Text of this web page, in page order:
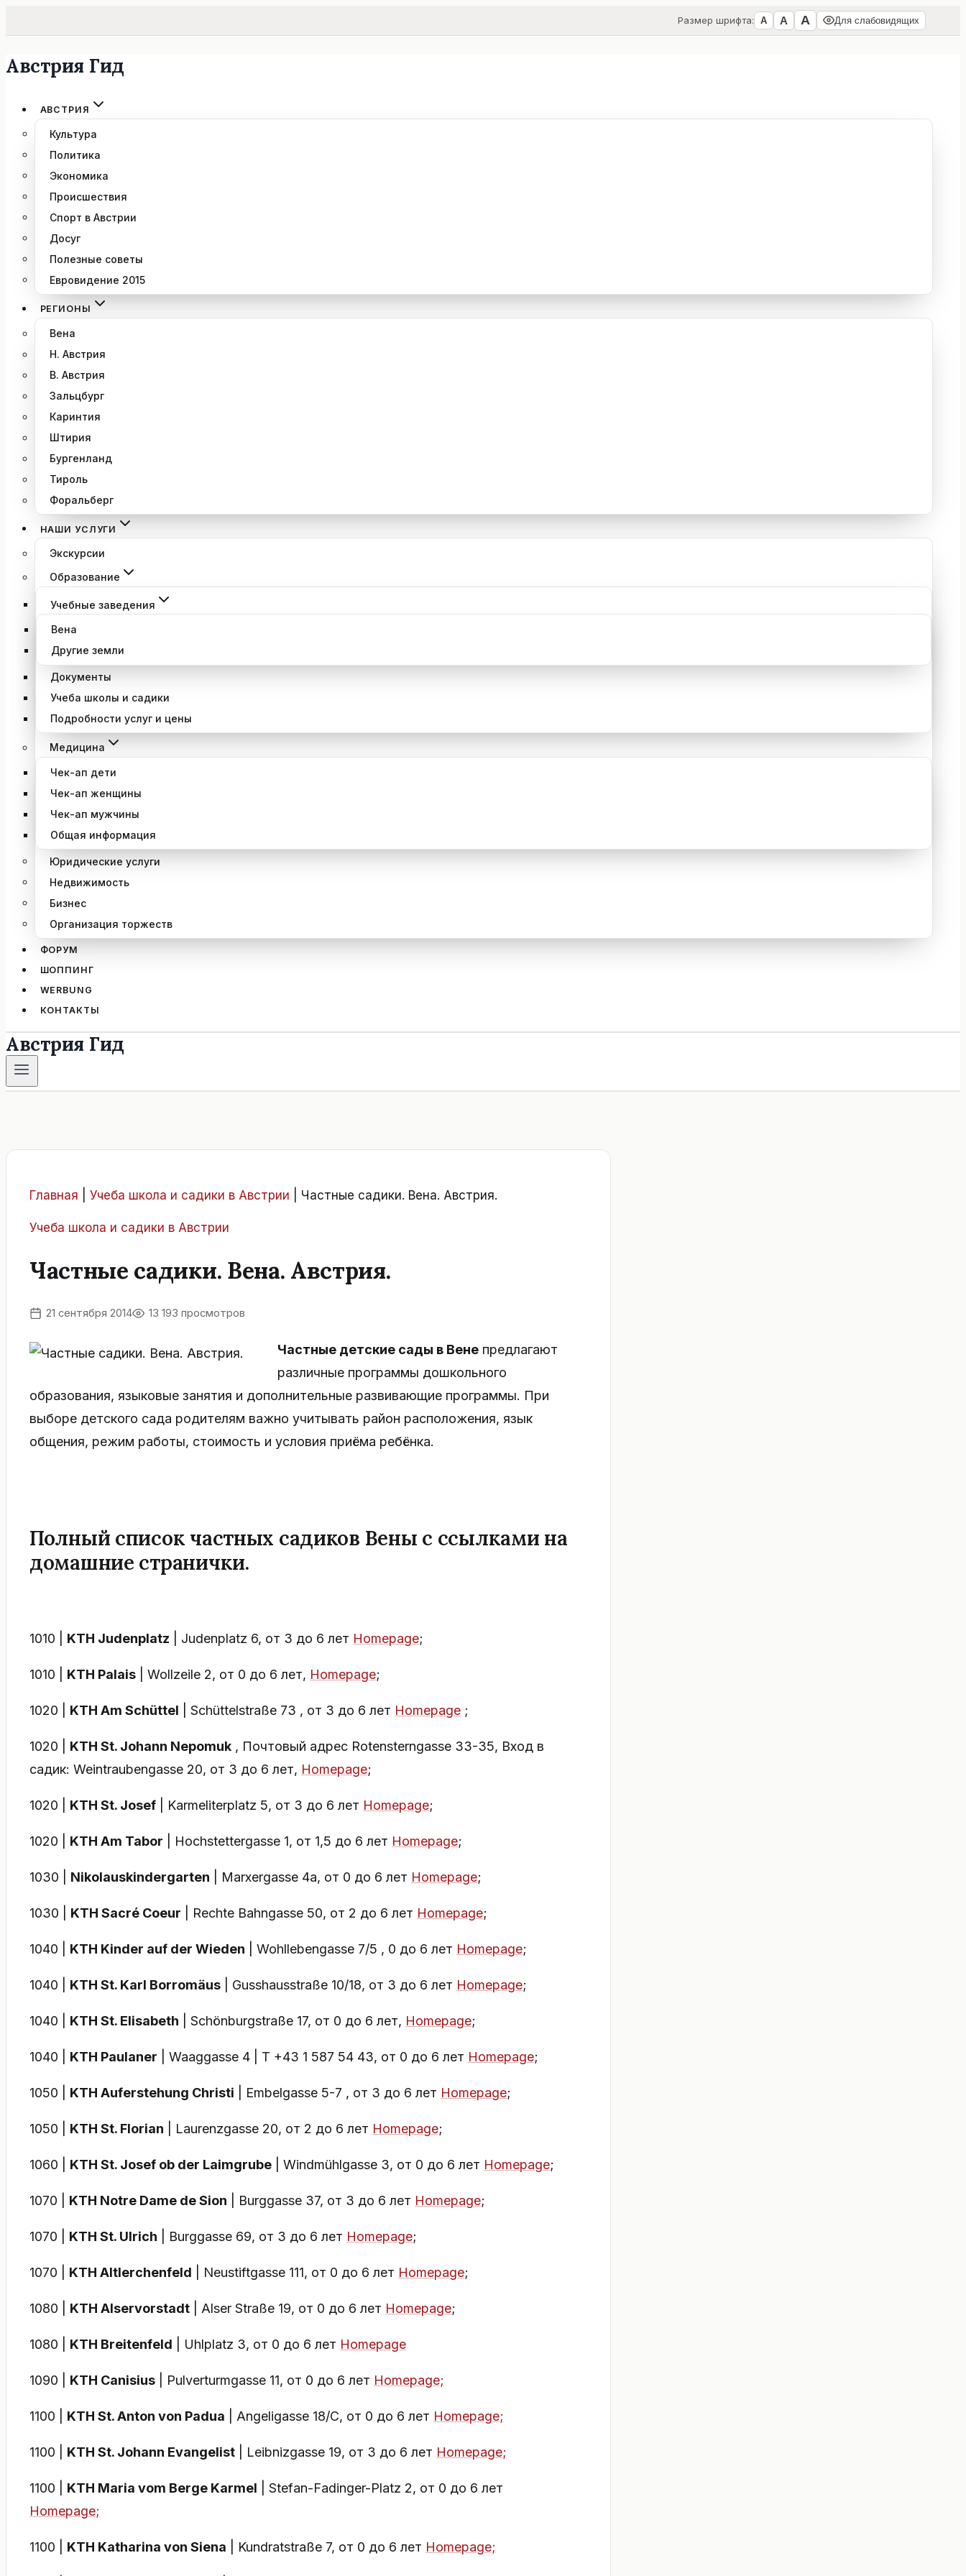
Размер шрифта: А А А Для слабовидящих
Перейти
содержимому
Австрия Гид
АВСТРИЯ
Культура
Политика
Экономика
Происшествия
Спорт в Австрии
Досуг
Полезные советы
Евровидение 2015
РЕГИОНЫ
Вена
Н. Австрия
В. Австрия
Зальцбург
Каринтия
Штирия
Бургенланд
Тироль
Форальберг
НАШИ УСЛУГИ
Экскурсии
Образование
Учебные заведения
Вена
Другие земли
Документы
Учеба школы и садики
Подробности услуг и цены
Медицина
Чек-ап дети
Чек-ап женщины
Чек-ап мужчины
Общая информация
Юридические услуги
Недвижимость
Бизнес
Организация торжеств
ФОРУМ
ШОППИНГ
WERBUNG
КОНТАКТЫ
Австрия Гид
Главная Учеба школа и садики в Австрии Частные садики. Вена. Австрия.
Учеба школа и садики в Австрии
Частные садики. Вена. Австрия.
21 сентября 2014 13 193 просмотров
Частные детские сады в Венепредлагают
различные программы дошкольного
образования, языковые занятия и дополнительные развивающие программы. При
выборе детского сада родителям важно учитывать район расположения, язык
общения, режим работы, стоимость и условия приёма ребёнка.
Полный список частных садиков Вены с ссылками на
домашние странички.
1010 | KTH Judenplatz | Judenplatz 6, от 3 до 6 лет Homepage;
1010 | KTH Palais | Wollzeile 2, от 0 до 6 лет, Homepage;
1020 | KTH Am Schüttel | Schüttelstraße 73 , от 3 до 6 лет Homepage ;
1020 | KTH St. Johann Nepomuk , Почтовый адрес Rotensterngasse 33-35, Вход в
садик: Weintraubengasse 20, от 3 до 6 лет, Homepage;
1020 | KTH St. Josef | Karmeliterplatz 5, от 3 до 6 лет Homepage;
1020 | KTH Am Tabor | Hochstettergasse 1, от 1,5 до 6 лет Homepage;
1030 | Nikolauskindergarten | Marxergasse 4a, от 0 до 6 лет Homepage;
1030 | KTH Sacré Coeur | Rechte Bahngasse 50, от 2 до 6 лет Homepage;
1040 | KTH Kinder auf der Wieden | Wohllebengasse 7/5 , 0 до 6 лет Homepage;
1040 | KTH St. Karl Borromäus | Gusshausstraße 10/18, от 3 до 6 лет Homepage;
1040 | KTH St. Elisabeth | Schönburgstraße 17, от 0 до 6 лет, Homepage;
1040 | KTH Paulaner | Waaggasse 4 | T +43 1 587 54 43, от 0 до 6 лет Homepage;
1050 | KTH Auferstehung Christi | Embelgasse 5-7 , от 3 до 6 лет Homepage;
1050 | KTH St. Florian | Laurenzgasse 20, от 2 до 6 лет Homepage;
1060 | KTH St. Josef ob der Laimgrube | Windmühlgasse 3, от 0 до 6 лет Homepage;
1070 | KTH Notre Dame de Sion | Burggasse 37, от 3 до 6 лет Homepage;
1070 | KTH St. Ulrich | Burggasse 69, от 3 до 6 лет Homepage;
1070 | KTH Altlerchenfeld | Neustiftgasse 111, от 0 до 6 лет Homepage;
1080 | KTH Alservorstadt | Alser Straße 19, от 0 до 6 лет Homepage;
1080 | KTH Breitenfeld | Uhlplatz 3, от 0 до 6 лет Homepage
1090 | KTH Canisius | Pulverturmgasse 11, от 0 до 6 лет Homepage;
1100 | KTH St. Anton von Padua | Angeligasse 18/C, от 0 до 6 лет Homepage;
1100 | KTH St. Johann Evangelist | Leibnizgasse 19, от 3 до 6 лет Homepage;
1100 | KTH Maria vom Berge Karmel | Stefan-Fadinger-Platz 2, от 0 до 6 лет
Homepage;
1100 | KTH Katharina von Siena | Kundratstraße 7, от 0 до 6 лет Homepage;